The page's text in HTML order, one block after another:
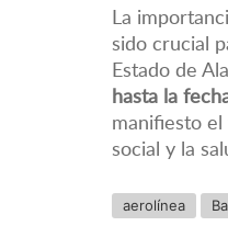
La
sido crucial
Estado de
hasta la
manifiesto
social y la
aerolínea